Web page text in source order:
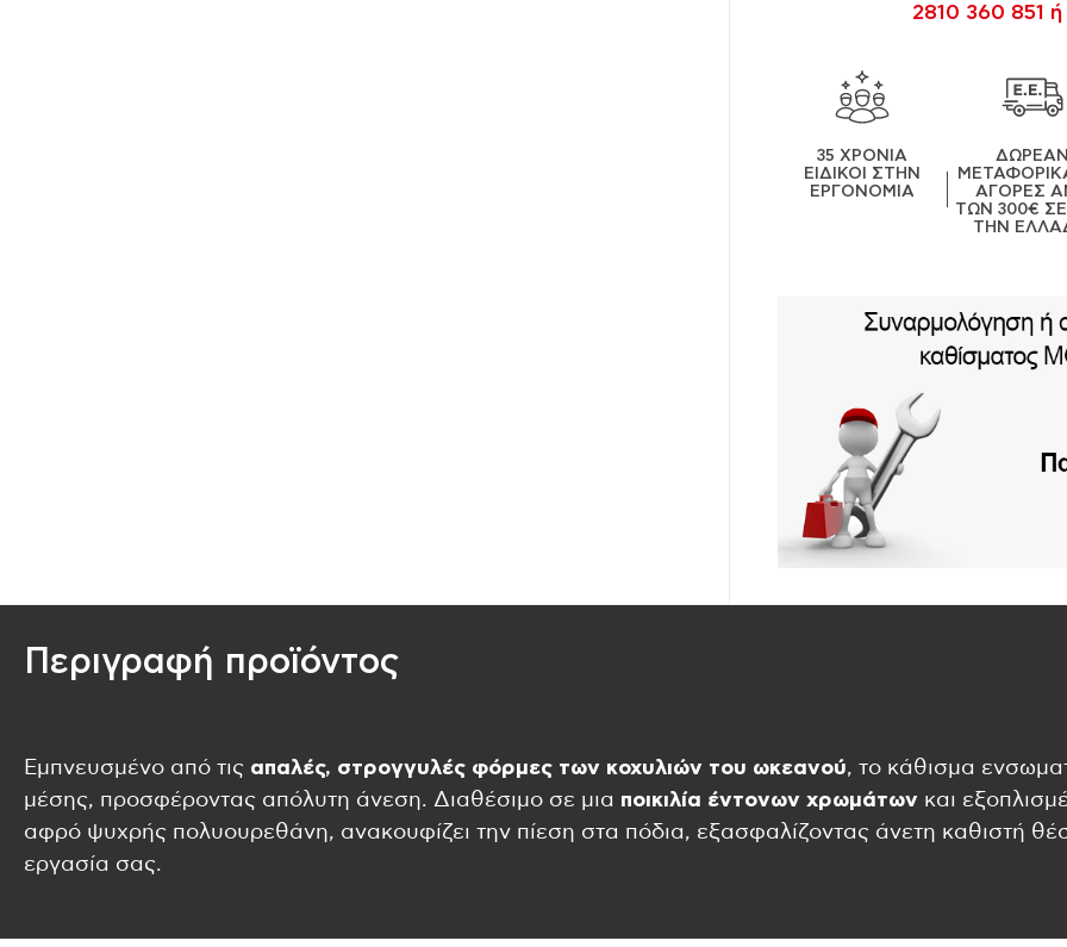
2810 360 851
35 ΧΡΟΝΙΑ
ΕΙΔΙΚΟΙ ΣΤΗΝ
ΕΡΓΟΝΟΜΙΑ
ΑΓΟΡΕΣ
ΤΩΝ 300€
ΤΗΝ
Περιγραφή προϊόντος
Εμπνευσμένο από τις απαλές, στρογγυλές φόρμες των κοχυλιών του ωκεανού, το κάθισμα
μέσης, προσφέροντας απόλυτη άνεση. Διαθέσιμο σε μια ποικιλία έντονων χρωμάτων και
αφρό ψυχρής πολυουρεθάνη, ανακουφίζει την πίεση στα πόδια, εξασφαλίζοντας άνετη καθιστή
εργασία σας.